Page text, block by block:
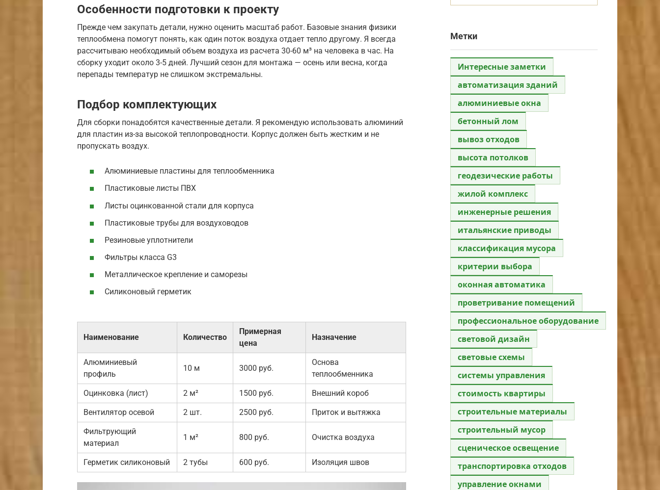
Особенности подготовки к проекту
Прежде чем закупать детали, нужно оценить масштаб работ. Базовые знания физики
теплообмена помогут понять, как один поток воздуха отдает тепло другому. Я всегда
рассчитываю необходимый объем воздуха из расчета 30-60 м³ на человека в час. На
сборку уходит около 3-5 дней. Лучший сезон для монтажа — осень или весна, когда
перепады температур не слишком экстремальны.
Подбор комплектующих
Для сборки понадобятся качественные детали. Я рекомендую использовать алюминий
для пластин из-за высокой теплопроводности. Корпус должен быть жестким и не
пропускать воздух.
Алюминиевые пластины для теплообменника
Пластиковые листы ПВХ
Листы оцинкованной стали для корпуса
Пластиковые трубы для воздуховодов
Резиновые уплотнители
Фильтры класса G3
Металлическое крепление и саморезы
Силиконовый герметик
Наименование Количество
Примерная
цена
Назначение
Алюминиевый
профиль
10 м 3000 руб.
Основа
теплообменника
Оцинковка (лист) 2 м² 1500 руб. Внешний короб
Вентилятор осевой 2 шт. 2500 руб. Приток и вытяжка
Фильтрующий
материал
1 м² 800 руб. Очистка воздуха
Герметик силиконовый 2 тубы 600 руб. Изоляция швов
Метки
Интересные заметки
автоматизация зданий
алюминиевые окна
бетонный лом
вывоз отходов
высота потолков
геодезические работы
жилой комплекс
инженерные решения
итальянские приводы
классификация мусора
критерии выбора
оконная автоматика
проветривание помещений
профессиональное оборудование
световой дизайн
световые схемы
системы управления
стоимость квартиры
строительные материалы
строительный мусор
сценическое освещение
транспортировка отходов
управление окнами